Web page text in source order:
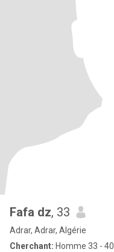
Fafa dz, 33
Adrar, Adrar, Algérie
Cherchant: Homme 33 - 40